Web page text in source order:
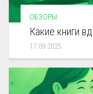
ОБЗОРЫ
Какие книги
17.09.2025